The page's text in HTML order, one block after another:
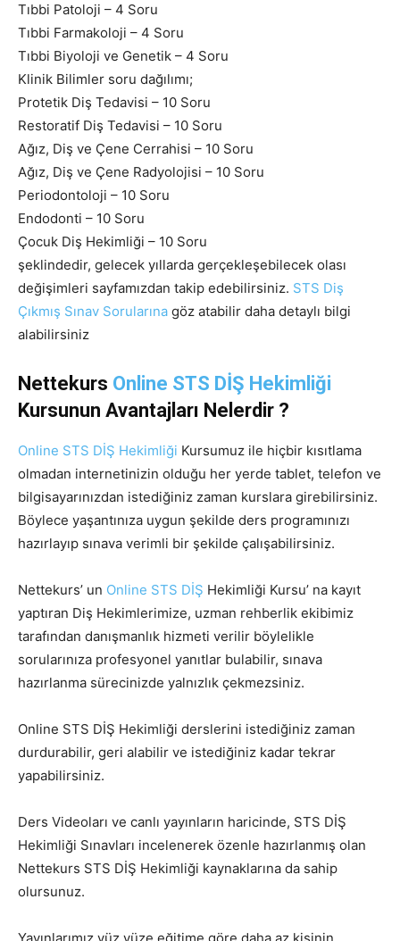
Tıbbi Patoloji – 4 Soru
Tıbbi Farmakoloji – 4 Soru
Tıbbi Biyoloji ve Genetik – 4 Soru
Klinik Bilimler soru dağılımı;
Protetik Diş Tedavisi – 10 Soru
Restoratif Diş Tedavisi – 10 Soru
Ağız, Diş ve Çene Cerrahisi – 10 Soru
Ağız, Diş ve Çene Radyolojisi – 10 Soru
Periodontoloji – 10 Soru
Endodonti – 10 Soru
Çocuk Diş Hekimliği – 10 Soru
şeklindedir, gelecek yıllarda gerçekleşebilecek olası
değişimleri sayfamızdan takip edebilirsiniz. STS Diş
Çıkmış Sınav Sorularına göz atabilir daha detaylı bilgi
alabilirsiniz
Nettekurs Online STS DİŞ Hekimliği
Kursunun Avantajları Nelerdir ?
Online STS DİŞ Hekimliği Kursumuz ile hiçbir kısıtlama
olmadan internetinizin olduğu her yerde tablet, telefon ve
bilgisayarınızdan istediğiniz zaman kurslara girebilirsiniz.
Böylece yaşantınıza uygun şekilde ders programınızı
hazırlayıp sınava verimli bir şekilde çalışabilirsiniz.
Nettekurs’ un Online STS DİŞ Hekimliği Kursu’ na kayıt
yaptıran Diş Hekimlerimize, uzman rehberlik ekibimiz
tarafından danışmanlık hizmeti verilir böylelikle
sorularınıza profesyonel yanıtlar bulabilir, sınava
hazırlanma sürecinizde yalnızlık çekmezsiniz.
Online STS DİŞ Hekimliği derslerini istediğiniz zaman
durdurabilir, geri alabilir ve istediğiniz kadar tekrar
yapabilirsiniz.
Ders Videoları ve canlı yayınların haricinde, STS DİŞ
Hekimliği Sınavları incelenerek özenle hazırlanmış olan
Nettekurs STS DİŞ Hekimliği kaynaklarına da sahip
olursunuz.